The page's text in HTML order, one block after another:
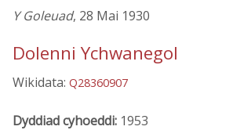
Y Goleuad, 28 Mai 1930
Dolenni Ychwanegol
Wikidata: Q28360907
Dyddiad cyhoeddi: 1953